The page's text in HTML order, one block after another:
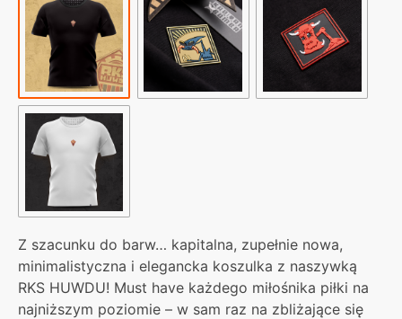
Z szacunku do barw… kapitalna, zupełnie nowa,
minimalistyczna i elegancka koszulka z naszywką
RKS HUWDU! Must have każdego miłośnika piłki na
najniższym poziomie – w sam raz na zbliżające się